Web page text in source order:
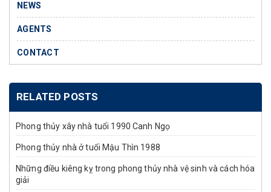
NEWS
AGENTS
CONTACT
RELATED POSTS
Phong thủy xây nhà tuổi 1990 Canh Ngọ
Phong thủy nhà ở tuổi Mậu Thìn 1988
Những điều kiêng kỵ trong phong thủy nhà vệ sinh và cách hóa
giải